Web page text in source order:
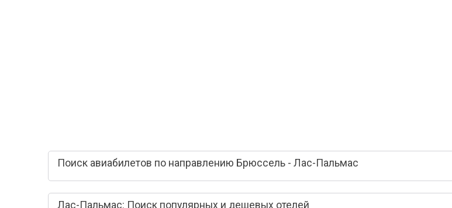
Поиск авиабилетов по направлению Брюссель - Лас-Пальмас
Лас-Пальмас: Поиск популярных и дешевых отелей